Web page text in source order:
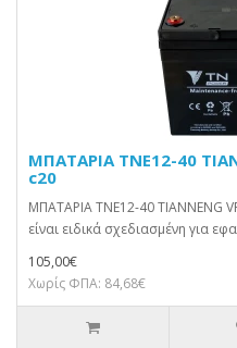
ΜΠΑΤΑΡΙΑ TNE12-40
c20
ΜΠΑΤΑΡΙΑ TNE12-40 TIANNENG
είναι ειδικά σχεδιασμένη για
105,00€
Χωρίς ΦΠΑ: 84,68€